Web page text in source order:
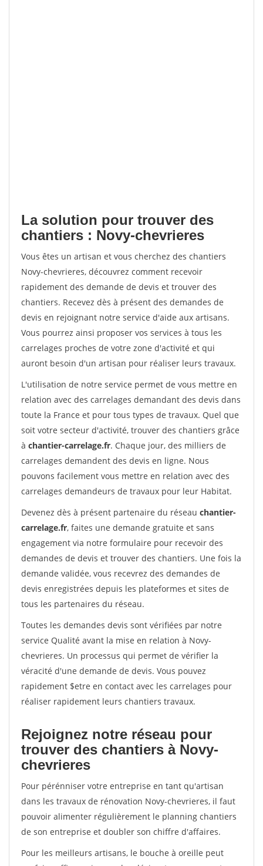
La solution pour trouver des
chantiers : Novy-chevrieres
Vous êtes un artisan et vous cherchez des chantiers
Novy-chevrieres, découvrez comment recevoir
rapidement des demande de devis et trouver des
chantiers. Recevez dès à présent des demandes de
devis en rejoignant notre service d'aide aux artisans.
Vous pourrez ainsi proposer vos services à tous les
carrelages proches de votre zone d'activité et qui
auront besoin d'un artisan pour réaliser leurs travaux.
L'utilisation de notre service permet de vous mettre en
relation avec des carrelages demandant des devis dans
toute la France et pour tous types de travaux. Quel que
soit votre secteur d'activité, trouver des chantiers grâce
à chantier-carrelage.fr. Chaque jour, des milliers de
carrelages demandent des devis en ligne. Nous
pouvons facilement vous mettre en relation avec des
carrelages demandeurs de travaux pour leur Habitat.
Devenez dès à présent partenaire du réseau chantier-
carrelage.fr, faites une demande gratuite et sans
engagement via notre formulaire pour recevoir des
demandes de devis et trouver des chantiers. Une fois la
demande validée, vous recevrez des demandes de
devis enregistrées depuis les plateformes et sites de
tous les partenaires du réseau.
Toutes les demandes devis sont vérifiées par notre
service Qualité avant la mise en relation à Novy-
chevrieres. Un processus qui permet de vérifier la
véracité d'une demande de devis. Vous pouvez
rapidement $etre en contact avec les carrelages pour
réaliser rapidement leurs chantiers travaux.
Rejoignez notre réseau pour
trouver des chantiers à Novy-
chevrieres
Pour pérénniser votre entreprise en tant qu'artisan
dans les travaux de rénovation Novy-chevrieres, il faut
pouvoir alimenter régulièrement le planning chantiers
de son entreprise et doubler son chiffre d'affaires.
Pour les meilleurs artisans, le bouche à oreille peut